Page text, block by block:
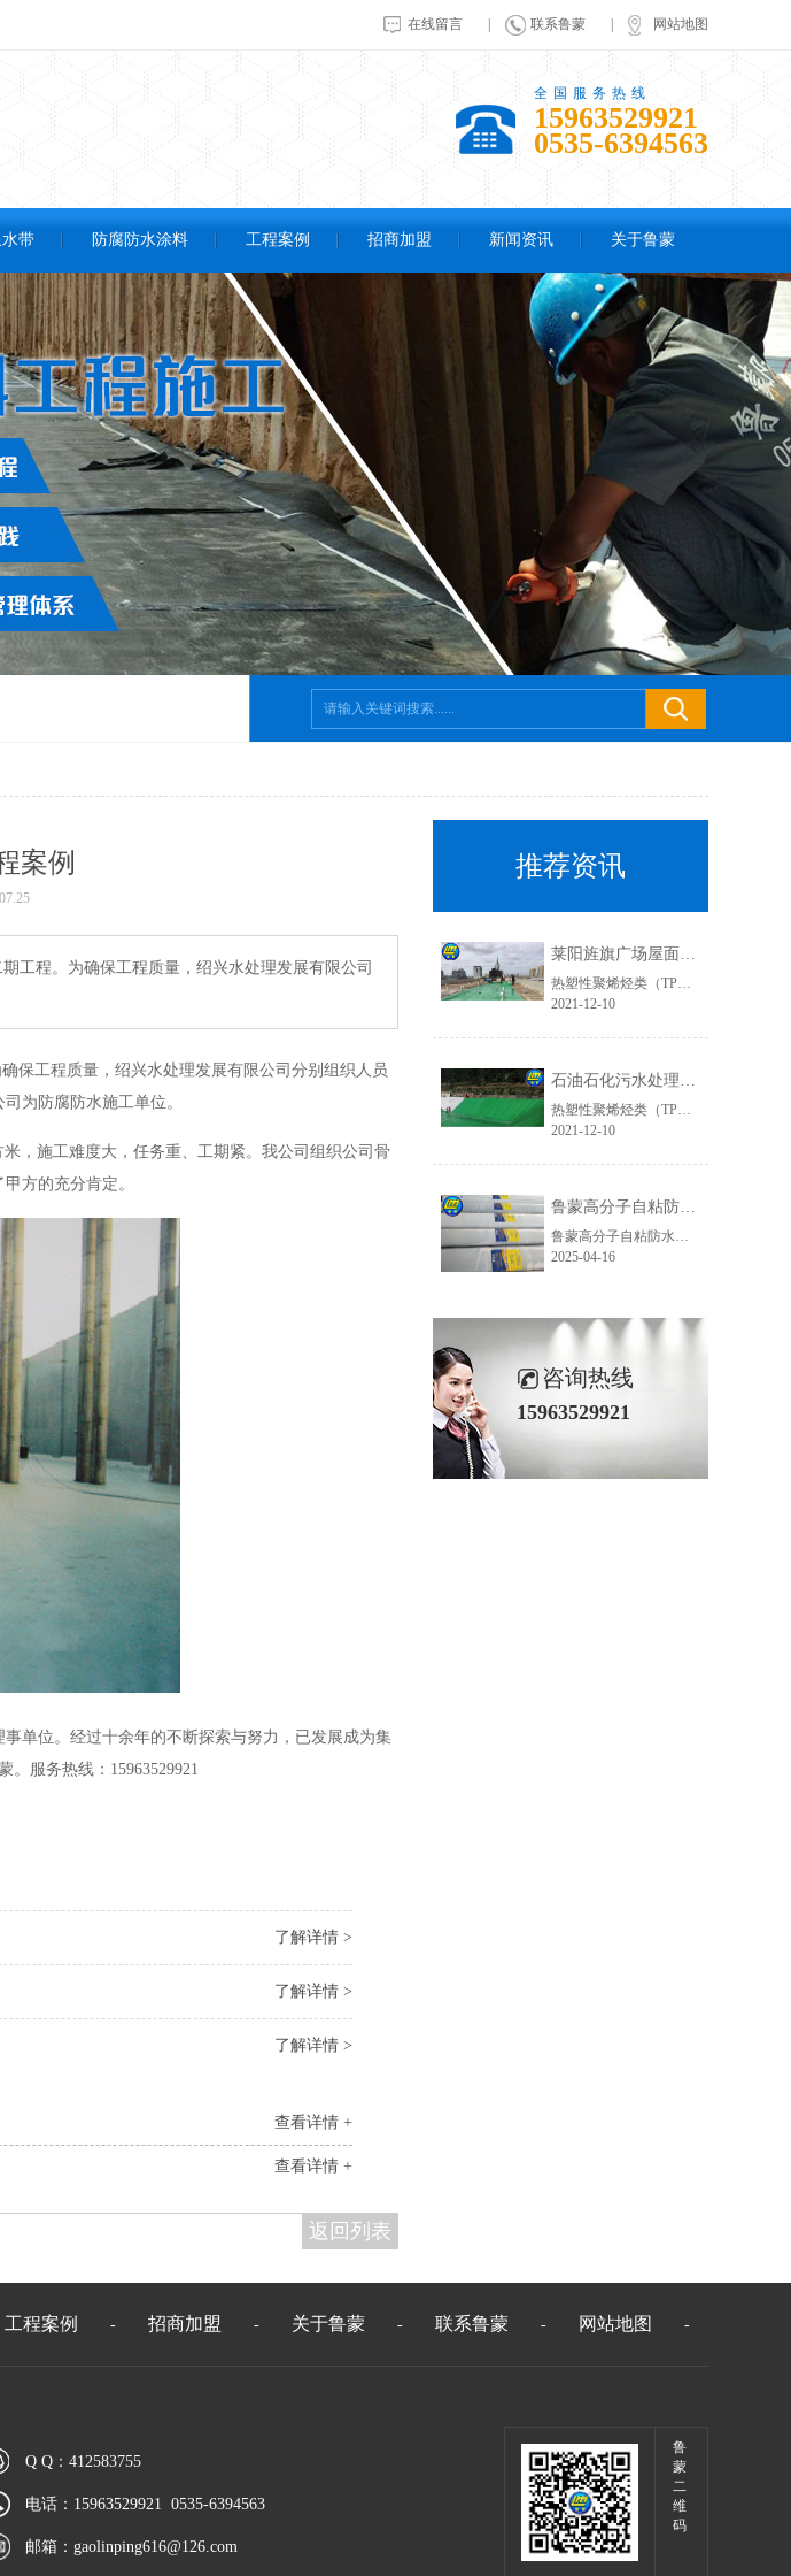
在线留言 联系鲁蒙 网站地图
全国服务热线
15963529921
0535-6394563
带 防腐防水涂料 工程案例 招商加盟 新闻资讯 关于鲁蒙
案例
工程。为确保工程质量，绍兴水处理发展有限公司
保工程质量，绍兴水处理发展有限公司分别组织人员
为防腐防水施工单位。
，施工难度大，任务重、工期紧。我公司组织公司骨
方的充分肯定。
单位。经过十余年的不断探索与努力，已发展成为集
。服务热线：15963529921
了解详情 >
了解详情 >
了解详情 >
查看详情 +
查看详情 +
返回列表
推荐资讯
莱阳旌旗广场屋面防水工程-鲁蒙TPO防水卷材
热塑性聚烯烃类（TPO）土工膜（防渗膜）是一种以乙烯树脂为基料，采用聚合技术和特定配方制成的片状热塑性橡胶弹性防水材料，是近几年在美国和欧洲盛行的一种新材料，配料中不含增塑剂，不存在增塑剂迁移而变脆。具有拉伸强度大、耐穿性好，抗紫外线强，表面光滑、高反射率且耐污染等综合特点。易加工，可焊接、施工方便，完全回收，绿色环保的新型防水材料。
2021-12-10
石油石化污水处理厂防腐工程-鲁蒙TPO土工膜（防渗膜）
热塑性聚烯烃类（TPO）土工膜（防渗膜）是一种以乙烯树脂为基料，采用聚合技术和特定配方制成的片状热塑性橡胶弹性防水材料，是近几年在美国和欧洲盛行的一种新材料，配料中不含增塑剂，不存在增塑剂迁移而变脆。具有拉伸强度大、耐穿性好，抗紫外线强，表面光滑、高反射率且耐污染等综合特点。易加工，可焊接、施工方便，完全回收，绿色环保的新型防水材料。
2021-12-10
鲁蒙高分子自粘防水卷材在管廊防水工程中是怎样施工的
鲁蒙高分子自粘防水卷材由高分子片材、自粘胶料、隔离膜组成，该卷材集高分子防水卷材和自粘防水卷材优点于一身，不仅具有很高的耐候性、耐高低温、抗穿刺、自愈等性能，通过预铺反粘或湿铺工艺均能实现与混凝土结构牢固粘结，防止“窜水”现象的发生，有效提高防水系统的可靠性。下面，大家就随着鲁蒙防水小编来看一......
2025-04-16
咨询热线
15963529921
工程案例 - 招商加盟 - 关于鲁蒙 - 联系鲁蒙 - 网站地图 -
Q Q：412583755
电话：15963529921 0535-6394563
邮箱： gaolinping616@126.com
鲁
蒙
二
维
码